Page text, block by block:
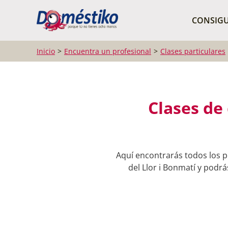
Inicio Encuentra un profesional Clases particulares
Clases
Aquí encontrarás todos los
del Llor i Bonmatí y